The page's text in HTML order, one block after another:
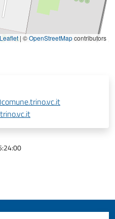
Leaflet | ©OpenStreetMapcontributors